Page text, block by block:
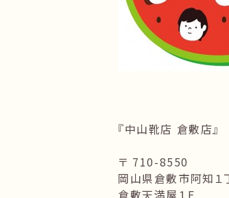
『中山靴店 倉敷店』
〒 710-8550
岡山県倉敷市阿知１
倉敷天満屋１F